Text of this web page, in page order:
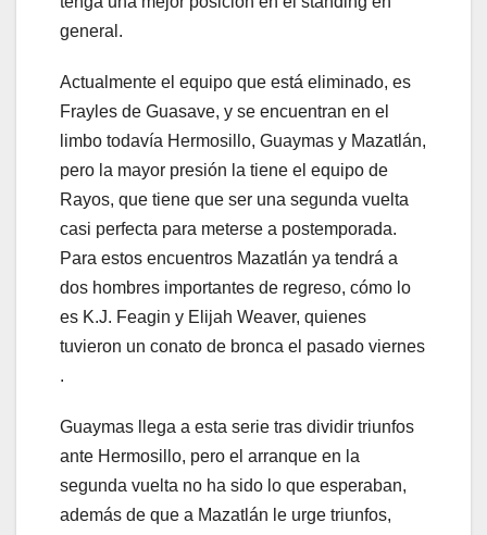
general.
Actualmente el equipo que está eliminado, es
Frayles de Guasave, y se encuentran en el
limbo todavía Hermosillo, Guaymas y Mazatlán,
pero la mayor presión la tiene el equipo de
Rayos, que tiene que ser una segunda vuelta
casi perfecta para meterse a postemporada.
Para estos encuentros Mazatlán ya tendrá a
dos hombres importantes de regreso, cómo lo
es K.J. Feagin y Elijah Weaver, quienes
tuvieron un conato de bronca el pasado viernes
.
Guaymas llega a esta serie tras dividir triunfos
ante Hermosillo, pero el arranque en la
segunda vuelta no ha sido lo que esperaban,
además de que a Mazatlán le urge triunfos,